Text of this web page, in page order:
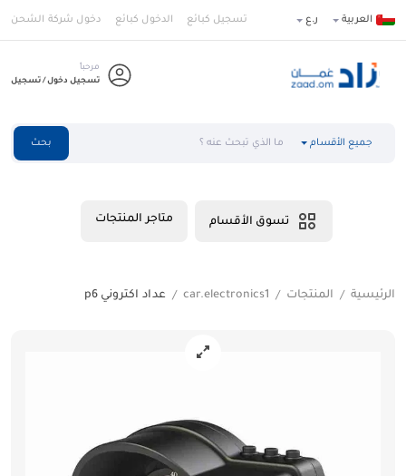
العربية ر.ع تسجيل كبائع الدخول كبائع دخول شركة الشحن
مرحباً
تسجيل دخول / تسجيل
جميع الأقسام بحث
تسوق الأقسام متاجر المنتجات
الرئيسية / المنتجات /
car.electronics1
/ عداد اكتروني p6